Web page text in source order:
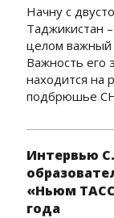
Начну с
Таджикистан
целом важный
Важность его
находится на
подбрюшье
Интервью
«Ньюм
года